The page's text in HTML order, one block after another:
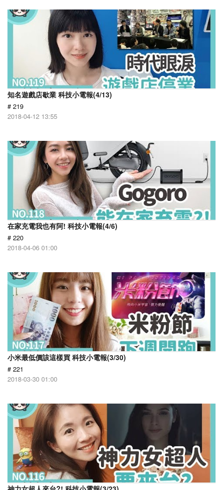
知名遊戲店歇業 科技小電報(4/13)
# 219
2018-04-12 13:55
在家充電我也有阿! 科技小電報(4/6)
# 220
2018-04-06 01:00
小米最低價該這樣買 科技小電報(3/30)
# 221
2018-03-30 01:00